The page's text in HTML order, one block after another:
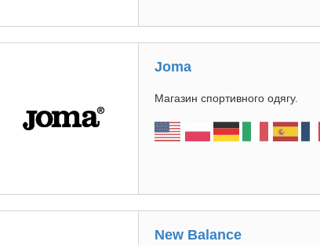
Joma
Магазин спортивного одягу.
New Balance